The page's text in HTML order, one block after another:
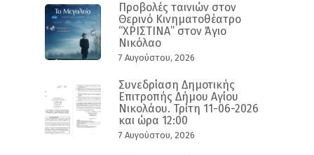
Προβολές ταινιών στον
Θερινό Κινηματοθέατρο
“ΧΡΙΣΤΙΝΑ” στον Άγιο
Νικόλαο
7 Αυγούστου, 2026
Συνεδρίαση Δημοτικής
Επιτροπής Δήμου Αγίου
Νικολάου. Τρίτη 11-06-2026
και ώρα 12:00
7 Αυγούστου, 2026